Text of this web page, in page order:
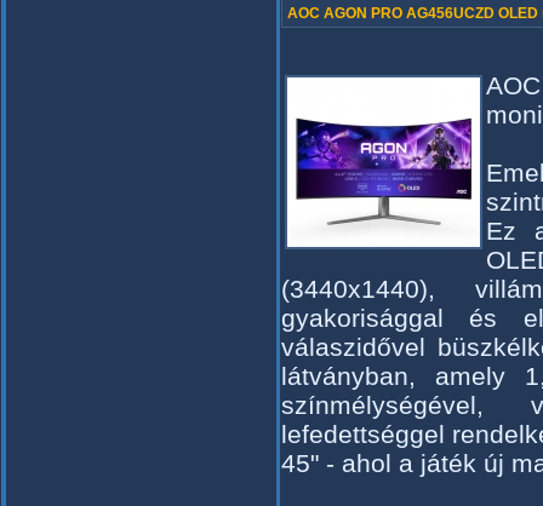
AOC AGON PRO AG456UCZD
Ez
(3440x1440),
gyakorisággal és
válaszidővel
látványban, amely
színmélységével,
lefedettséggel
45" - ahol a játék új